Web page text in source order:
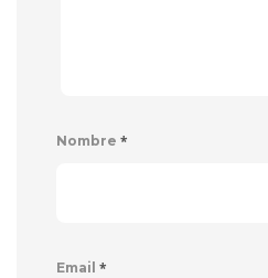
Nombre *
Email *